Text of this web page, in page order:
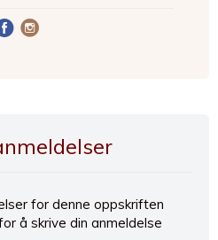
for denne oppskriften
å skrive din anmeldelse